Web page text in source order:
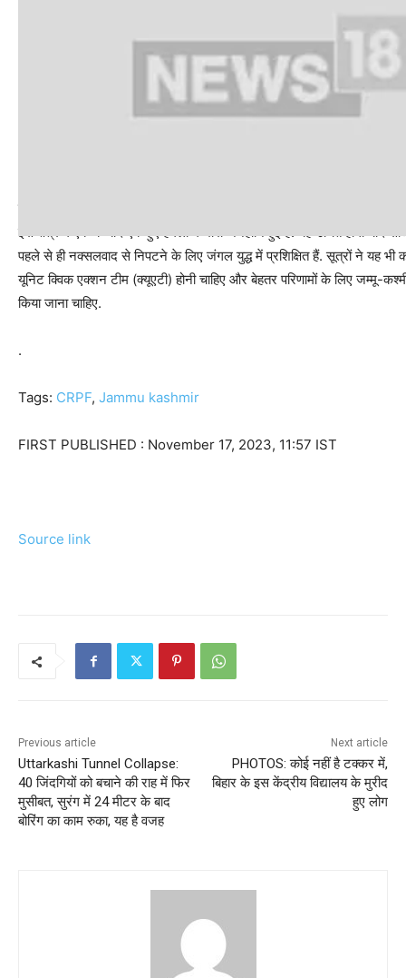
इस क्षेत्र में एक के बाद एक हुए हमलों में भारी जनहानि हुई है. यह उचित होगा यदि
पहले से ही नक्सलवाद से निपटने के लिए जंगल युद्ध में प्रशिक्षित हैं. सूत्रों ने यह
यूनिट क्विक एक्शन टीम (क्यूएटी) होनी चाहिए और बेहतर परिणामों के लिए जम्मू-
किया जाना चाहिए.
.
Tags: CRPF, Jammu kashmir
FIRST PUBLISHED : November 17, 2023, 11:57 IST
Source link
Previous article
Uttarkashi Tunnel Collapse:
40 जिंदगियों को बचाने की राह में फिर
मुसीबत, सुरंग में 24 मीटर के बाद
बोरिंग का काम रुका, यह है वजह
Next article
PHOTOS: कोई नहीं है टक्‍कर में,
बिहार के इस केंद्रीय विद्यालय के मुरीद
हुए लोग